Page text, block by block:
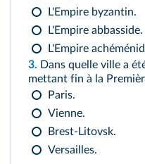
L'Empire byzantin.
L'Empire abbasside.
L'Empire
3. Dans quelle ville a
mettant fin à la
Paris.
Vienne.
Brest-Litovsk.
Versailles.